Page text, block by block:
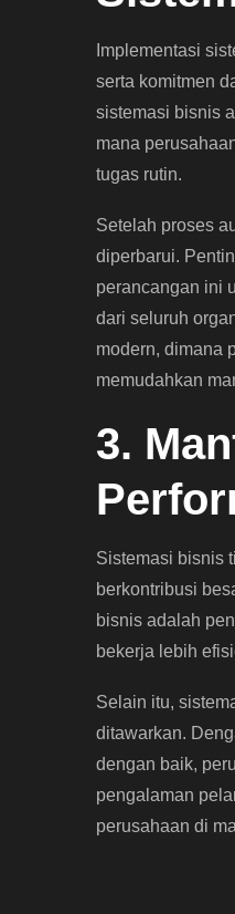
Implementasi
serta komitmen
sistemasi bisnis
mana
tugas rutin.
Setelah proses
diperbarui.
perancangan ini
dari seluruh
modern, dimana
memudahkan
3.
Sistemasi bisnis
berkontribusi
bisnis adalah
bekerja lebih
Selain itu,
ditawarkan.
dengan baik,
pengalaman
perusahaan di